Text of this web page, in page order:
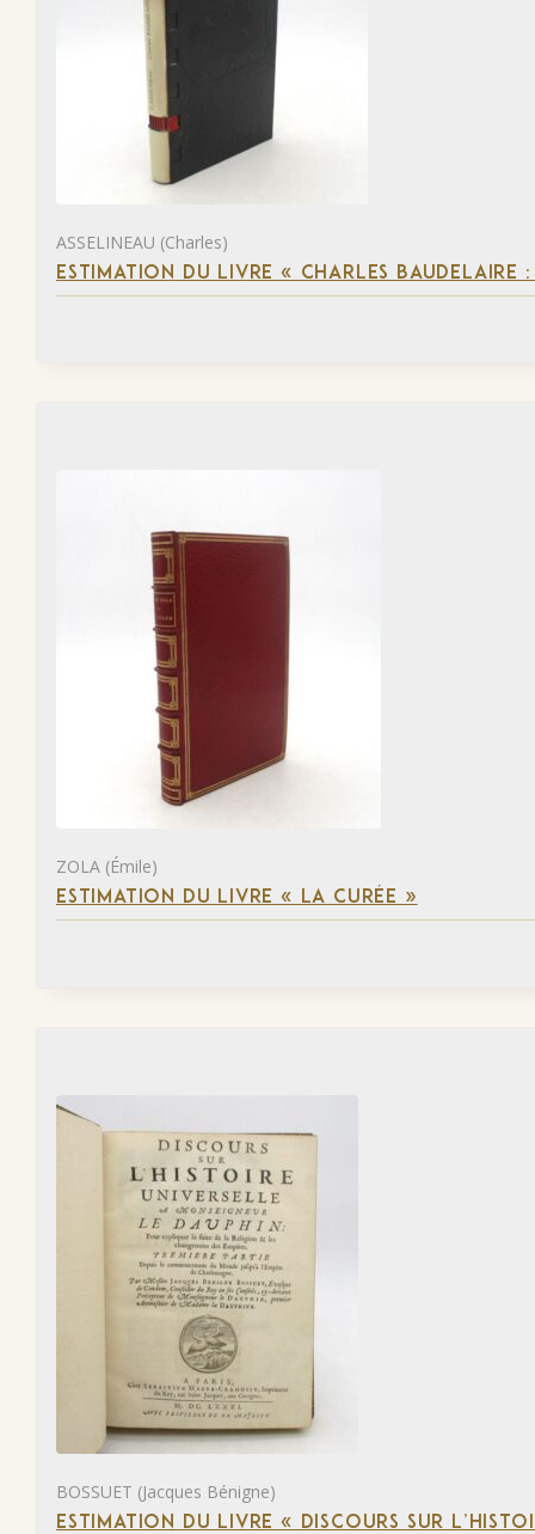
ASSELINEAU (Charles)
ESTIMATION DU LIVRE « CHARLES BAUDELAIRE
ZOLA (Émile)
ESTIMATION DU LIVRE « LA CURÉE »
BOSSUET (Jacques Bénigne)
ESTIMATION DU LIVRE « DISCOURS SUR